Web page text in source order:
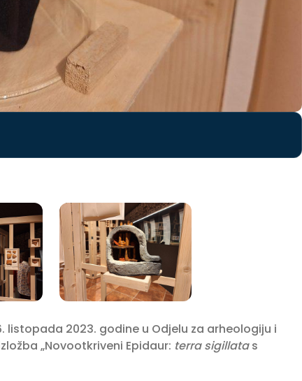
2023. godine u Odjelu za arheologiju i
„Novootkriveni Epidaur: terra sigillatas